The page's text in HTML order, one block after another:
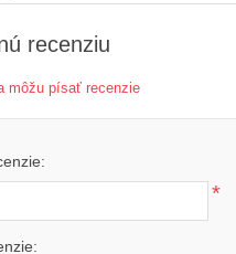
recenziu
môžu písať recenzie
*